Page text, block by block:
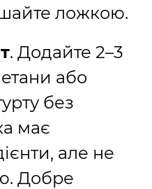
ложкою.
. Додайте 2–3
або
без
має
але не
Добре